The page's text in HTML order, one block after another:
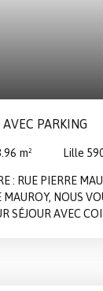
PARKING
m² Lille
: RUE PIERRE
MAUROY, NOUS
SÉJOUR AVEC